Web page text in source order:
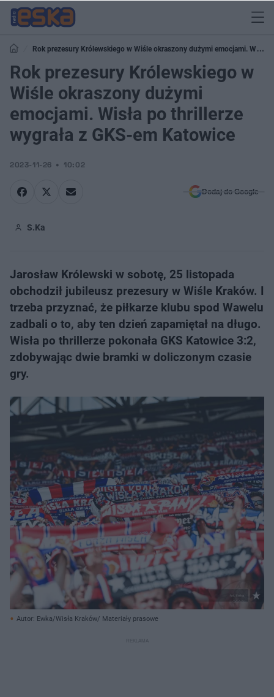
Rok prezesury Królewskiego w Wiśle okraszony dużymi emocjami. Wisła
po thrillerze wygrała z GKS-em Katowice
Rok prezesury Królewskiego w
Wiśle okraszony dużymi
emocjami. Wisła po thrillerze
wygrała z GKS-em Katowice
2023-11-26 10:02
Dodaj do Google
S.Ka
Jarosław Królewski w sobotę, 25 listopada
obchodził jubileusz prezesury w Wiśle Kraków. I
trzeba przyznać, że piłkarze klubu spod Wawelu
zadbali o to, aby ten dzień zapamiętał na długo.
Wisła po thrillerze pokonała GKS Katowice 3:2,
zdobywając dwie bramki w doliczonym czasie
gry.
Autor: Ewka/Wisła Kraków/ Materiały prasowe